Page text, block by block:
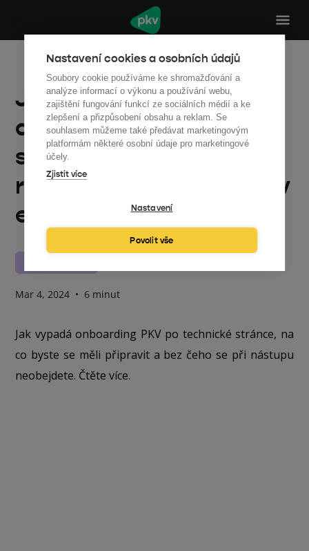
Nastavení cookies a osobních údajů
Soubory cookie používáme ke shromažďování a
analýze informací o výkonu a používání webu,
zajištění fungování funkcí ze sociálních médií a ke
zlepšení a přizpůsobení obsahu a reklam. Se
souhlasem můžeme také předávat marketingovým
platformám některé osobní údaje pro marketingové
účely.
Zjistit více
Nastavení
Povolit vše
Jak se Eva dostala z
akademické lavice na
strojní fakultě až k
rozvoji školení pro lídry v
energetice?
Mar 4, 2024 • 6 minut
Jak vypadá onboarding PKV po technické stránce, na
co byste se měli připravit a bez čeho se při nástupu
neobejdete. Čtěte více.